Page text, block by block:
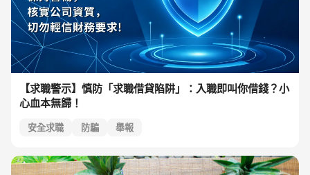
【求職警示】慎防「求職借貸陷阱」：入職即叫你借錢？小
心血本無歸！
安全求職 防騙 舉報